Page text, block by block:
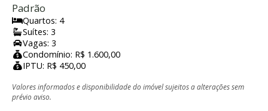
Padrão
Quartos: 4
Suítes: 3
Vagas: 3
Condomínio: R$ 1.600,00
IPTU: R$ 450,00
Valores informados e disponibilidade do imóvel sujeitos a alterações sem
prévio aviso.